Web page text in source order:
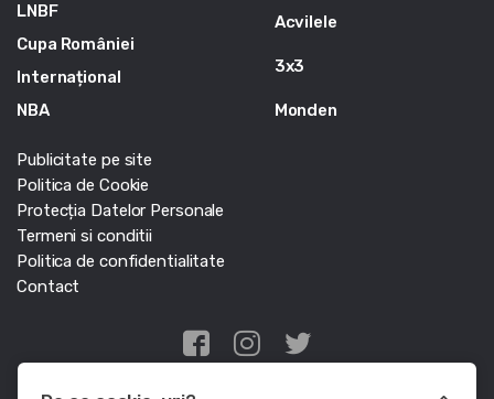
LNBF
Cupa României
Internațional
NBA
Acvilele
3x3
Monden
Publicitate pe site
Politica de Cookie
Protecția Datelor Personale
Termeni si conditii
Politica de confidentialitate
Contact
Edris Digital Agency